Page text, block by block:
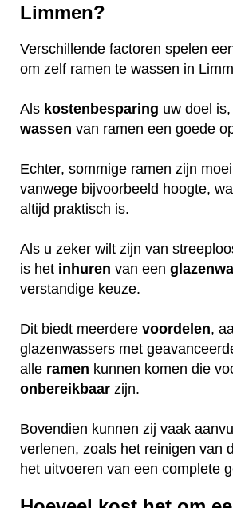
Limmen?
Verschillende factoren spelen
om zelf ramen te wassen in
Als kostenbesparing uw doel
wassen van ramen een goede
Echter, sommige ramen zijn
vanwege bijvoorbeeld hoogte,
altijd praktisch is.
Als u zeker wilt zijn van
is het inhuren van een
verstandige keuze.
Dit biedt meerdere voordelen,
glazenwassers met
alle ramen kunnen komen die
onbereikbaar zijn.
Bovendien kunnen zij vaak
verlenen, zoals het reinigen van
het uitvoeren van een complete